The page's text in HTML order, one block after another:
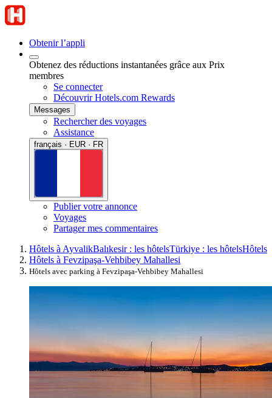
Obtenir l’appli
Obtenez des réductions instantanées grâce aux Prix
membres
Se connecter
Découvrir Hotels.com Rewards
Messages
Rechercher des voyages
Assistance
français · EUR · FR
Publier votre annonce
Voyages
Partager mes commentaires
Hôtels à AyvalikBalıkesir : les hôtelsTürkiye : les hôtelsHôtels
Hôtels à Fevzipaşa-Vehbibey Mahallesi
Hôtels avec parking à Fevzipaşa-Vehbibey Mahallesi